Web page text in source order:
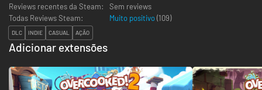
Reviews recentes da Steam:
Sem reviews
Todas Reviews Steam:
Muito positivo(109)
DLC INDIE CASUAL AÇÃO
Adicionar extensões